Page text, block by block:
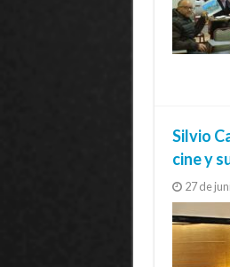
Silvio
cine y
27 de